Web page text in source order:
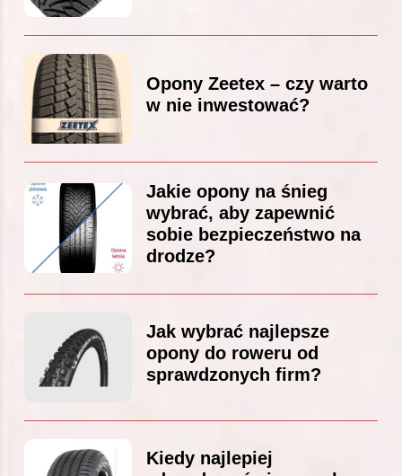
Opony Zeetex – czy warto
w nie inwestować?
Jakie opony na śnieg
wybrać, aby zapewnić
sobie bezpieczeństwo na
drodze?
Jak wybrać najlepsze
opony do roweru od
sprawdzonych firm?
Kiedy najlepiej